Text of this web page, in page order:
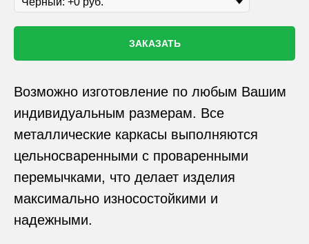
ЗАКАЗАТЬ
Возможно изготовление по любым Вашим
индивидуальным размерам. Все
металлические каркасы выполняются
цельносваренными с проваренными
перемычками, что делает изделия
максимально износостойкими и
надежными.